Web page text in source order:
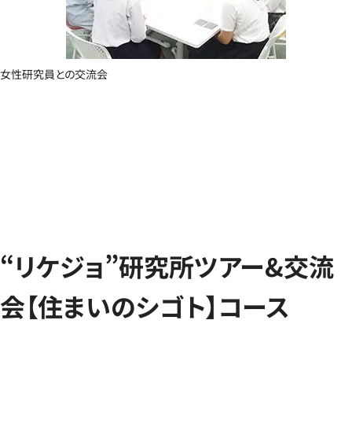
女性研究員との交流会
“リケジョ”研究所ツアー&交流
会【住まいのシゴト】コース